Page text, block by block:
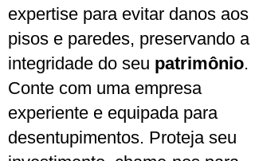
expertise para evitar danos aos
pisos e paredes, preservando a
integridade do seu patrimônio.
Conte com uma empresa
experiente e equipada para
desentupimentos. Proteja seu